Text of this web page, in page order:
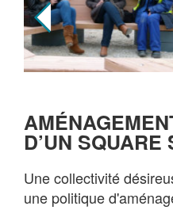
D’UN
Une collectivité
une politique